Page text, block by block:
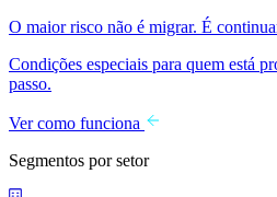
O maior risco não é migrar. É
Condições especiais para quem está
passo.
Ver como funciona
Segmentos por setor